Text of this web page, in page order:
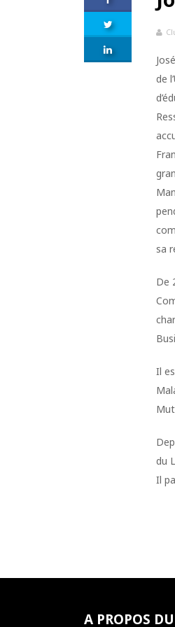
de
sa
De
Il
du
Il
A PROPOS